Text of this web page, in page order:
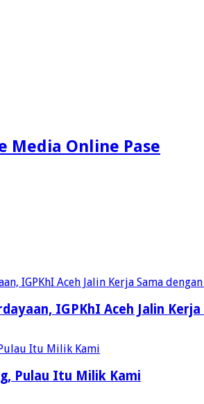
Media Online Pase
IGPKhI Aceh Jalin
Pulau Itu Milik Kami